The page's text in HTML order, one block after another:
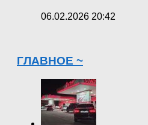
06.02.2026 20:42
ГЛАВНОЕ ~